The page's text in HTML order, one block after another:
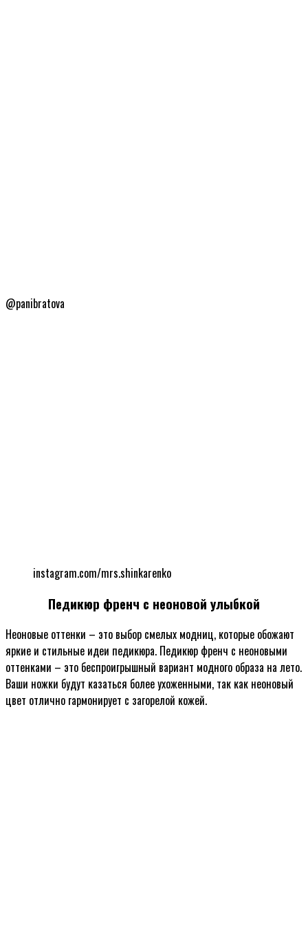
@panibratova
instagram.com/mrs.shinkarenko
Педикюр френч с неоновой улыбкой
Неоновые оттенки – это выбор смелых модниц, которые обожают
яркие и стильные идеи педикюра. Педикюр френч с неоновыми
оттенками – это беспроигрышный вариант модного образа на лето.
Ваши ножки будут казаться более ухоженными, так как неоновый
цвет отлично гармонирует с загорелой кожей.